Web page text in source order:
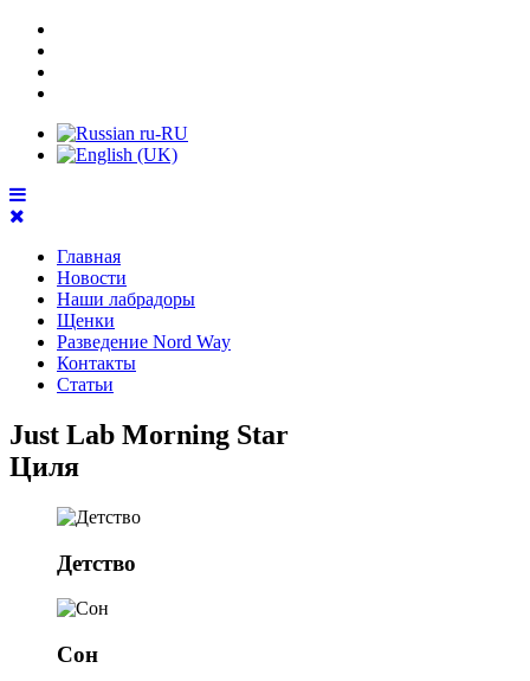
Главная
Новости
Наши лабрадоры
Щенки
Разведение Nord Way
Контакты
Статьи
Just Lab Morning Star
Циля
Детство
Сон